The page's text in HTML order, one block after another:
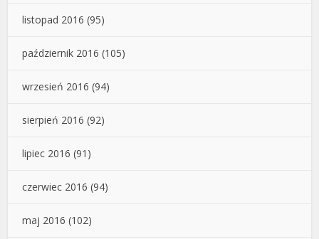
listopad 2016 (95)
październik 2016 (105)
wrzesień 2016 (94)
sierpień 2016 (92)
lipiec 2016 (91)
czerwiec 2016 (94)
maj 2016 (102)